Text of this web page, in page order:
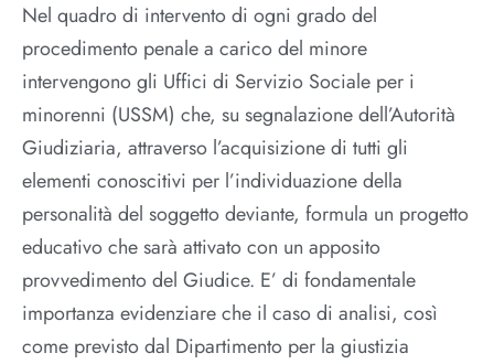
Nel quadro di intervento di ogni grado del
procedimento penale a carico del minore
intervengono gli Uffici di Servizio Sociale per i
minorenni (USSM) che, su segnalazione dell’Autorità
Giudiziaria, attraverso l’acquisizione di tutti gli
elementi conoscitivi per l’individuazione della
personalità del soggetto deviante, formula un progetto
educativo che sarà attivato con un apposito
provvedimento del Giudice. E’ di fondamentale
importanza evidenziare che il caso di analisi, così
come previsto dal Dipartimento per la giustizia